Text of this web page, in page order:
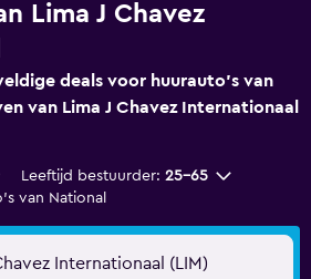
Lima J Chavez
deals voor huurauto's van
van Lima J Chavez Internationaal
Leeftijd bestuurder: 25-65
van National
Internationaal (LIM)